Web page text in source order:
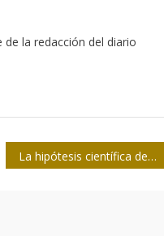
la redacción del diario
La hipótesis científica del ensayo clínico Fase II de Soberana Plus